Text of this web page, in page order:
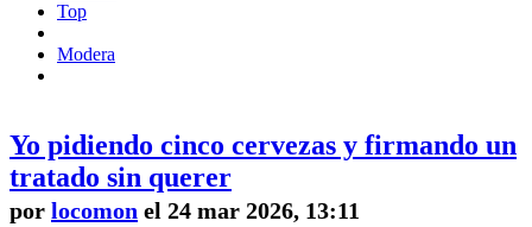
Top
Modera
Yo pidiendo cinco cervezas y firmando un
tratado sin querer
por locomon el 24 mar 2026, 13:11